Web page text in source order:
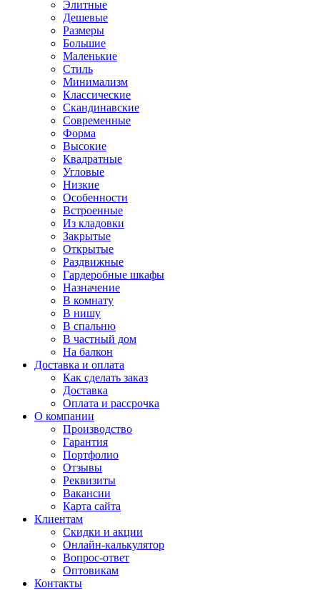
Элитные
Дешевые
Размеры
Большие
Маленькие
Стиль
Минимализм
Классические
Скандинавские
Современные
Форма
Высокие
Квадратные
Угловые
Низкие
Особенности
Встроенные
Из кладовки
Закрытые
Открытые
Раздвижные
Гардеробные шкафы
Назначение
В комнату
В нишу
В спальню
В частный дом
На балкон
Доставка и оплата
Как сделать заказ
Доставка
Оплата и рассрочка
О компании
Производство
Гарантия
Портфолио
Отзывы
Реквизиты
Вакансии
Карта сайта
Клиентам
Скидки и акции
Онлайн-калькулятор
Вопрос-ответ
Оптовикам
Контакты